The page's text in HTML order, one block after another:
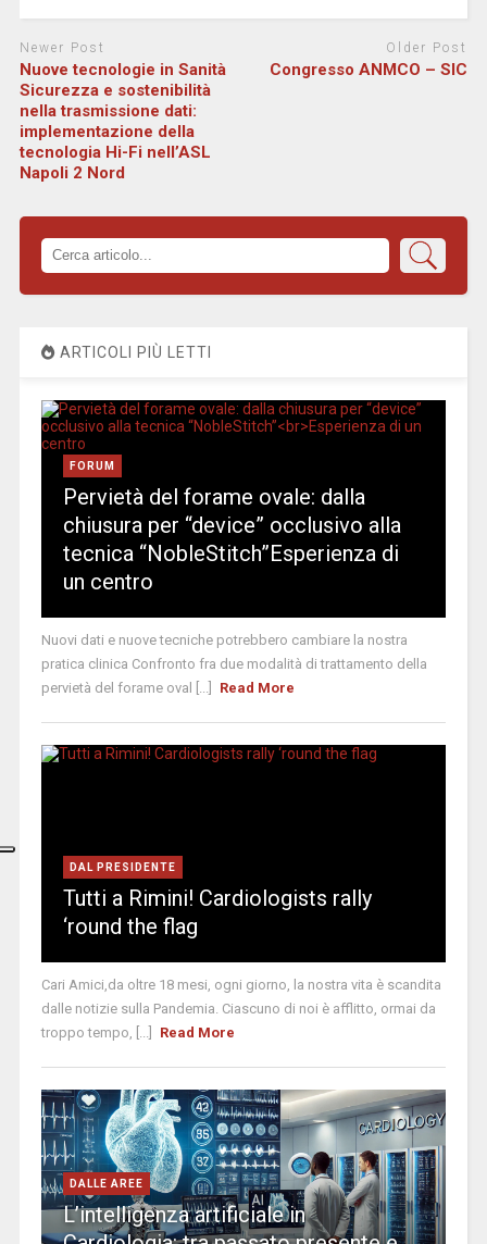
Newer Post
Nuove tecnologie in Sanità
Sicurezza e sostenibilità
nella trasmissione dati:
implementazione della
tecnologia Hi-Fi nell’ASL
Napoli 2 Nord
Older Post
Congresso ANMCO – SIC
ARTICOLI PIÙ LETTI
FORUM
Pervietà del forame ovale: dalla
chiusura per “device” occlusivo alla
tecnica “NobleStitch”Esperienza di
un centro
Nuovi dati e nuove tecniche potrebbero cambiare la nostra
pratica clinica Confronto fra due modalità di trattamento della
pervietà del forame oval [...]
Read More
DAL PRESIDENTE
Tutti a Rimini! Cardiologists rally
‘round the flag
Cari Amici,da oltre 18 mesi, ogni giorno, la nostra vita è scandita
dalle notizie sulla Pandemia. Ciascuno di noi è afflitto, ormai da
troppo tempo, [...]
Read More
DALLE AREE
L’intelligenza artificiale in